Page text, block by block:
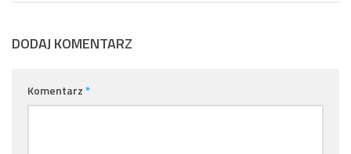
DODAJ KOMENTARZ
Komentarz*